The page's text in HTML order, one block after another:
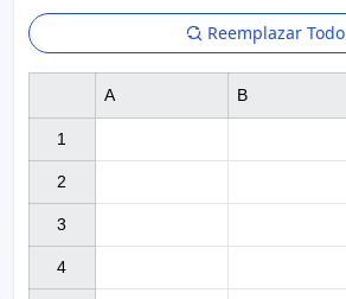
Reemplazar Todo
1
2
3
4
A B